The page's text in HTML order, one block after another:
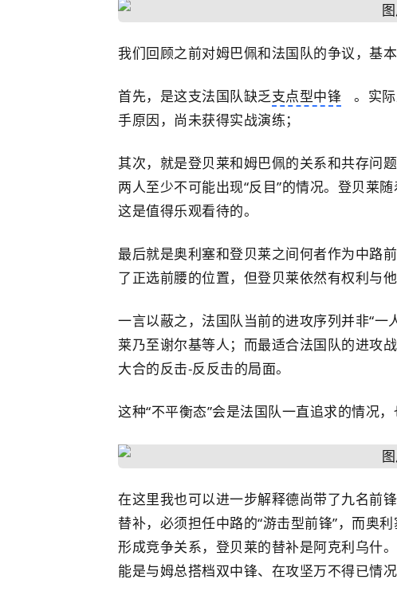
我们回顾之前对姆巴佩和法国队的争议，
首先，是这支法国队缺乏支点型中锋
。实
手原因，尚未获得实战演练；
其次，就是登贝莱和姆巴佩的关系和共存问
两人至少不可能出现“反目”的情况。登贝莱
这是值得乐观看待的。
最后就是奥利塞和登贝莱之间何者作为中路
了正选前腰的位置，但登贝莱依然有权利与
一言以蔽之，法国队当前的进攻序列并非“
莱乃至谢尔基等人；而最适合法国队的进攻
大合的反击-反反击的局面。
这种“不平衡态”会是法国队一直追求的情况
在这里我也可以进一步解释德尚带了九名前锋
替补，必须担任中路的“游击型前锋”，而奥
形成竞争关系，登贝莱的替补是阿克利乌什
能是与姆总搭档双中锋、在攻坚万不得已情